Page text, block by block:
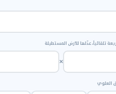
تلقائياً، عدّلها للأرض المستطيلة
×
العلوي